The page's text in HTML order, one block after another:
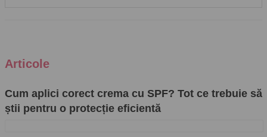
Articole
Cum aplici corect crema cu SPF? Tot ce trebuie să
știi pentru o protecție eficientă